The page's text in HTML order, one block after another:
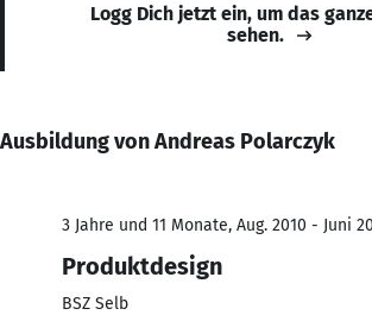
Logg Dich jetzt ein, um das
sehen.
Ausbildung von Andreas Polarczyk
3 Jahre und 11 Monate, Aug. 2010 - Juni
Produktdesign
BSZ Selb